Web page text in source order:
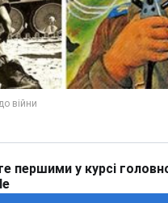
першими у курсі